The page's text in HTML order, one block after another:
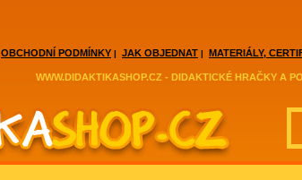
WWW.DIDAKTIKASHOP.CZ - DIDAKTICKÉ HRAČKY A
OBCHODNÍ PODMÍNKY | JAK OBJEDNAT | MATERIÁLY,